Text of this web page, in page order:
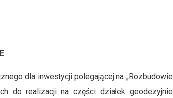
dla inwestycji polegającej na „Rozbudowie
do realizacji na części działek geodezyjnie